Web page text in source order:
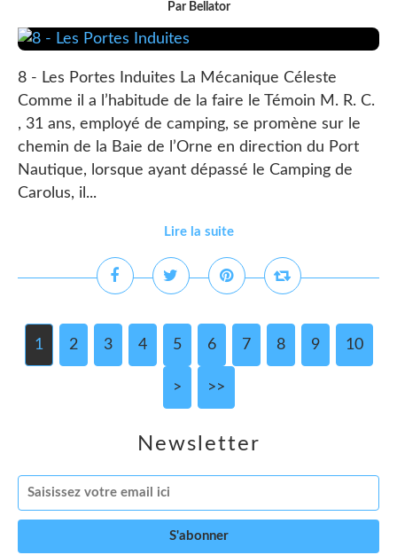
Par Bellator
8 - Les Portes Induites La Mécanique Céleste
Comme il a l’habitude de la faire le Témoin M. R. C.
, 31 ans, employé de camping, se promène sur le
chemin de la Baie de l’Orne en direction du Port
Nautique, lorsque ayant dépassé le Camping de
Carolus, il...
Lire la suite
1 2 3 4 5 6 7 8 9 10
> >>
Newsletter